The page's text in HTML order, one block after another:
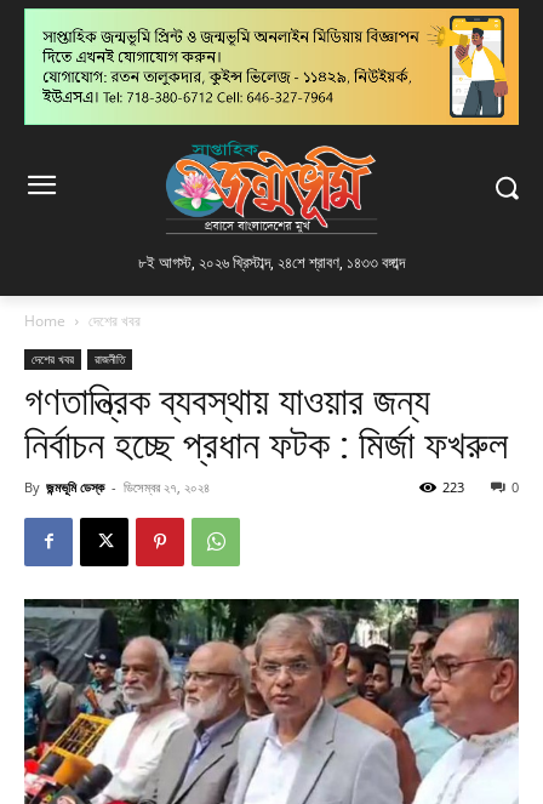
৮ই আগস্ট, ২০২৬ খ্রিস্টাব্দ, ২৪শে শ্রাবণ, ১৪৩৩ বঙ্গাব্দ
Home দেশের খবর
দেশের খবর রাজনীতি
গণতান্ত্রিক ব্যবস্থায় যাওয়ার জন্য
নির্বাচন হচ্ছে প্রধান ফটক : মির্জা ফখরুল
By জন্মভূমি ডেস্ক - ডিসেম্বর ২৭, ২০২৪ 0
223